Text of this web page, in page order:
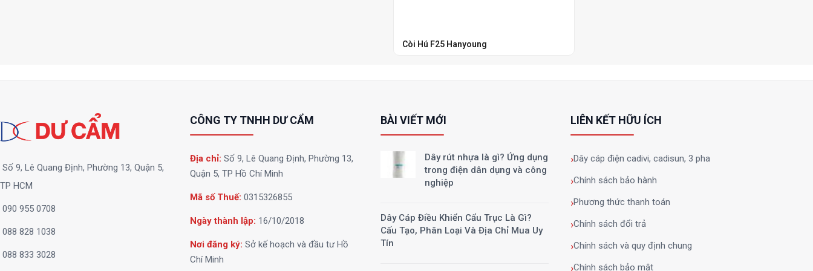
Còi Hú F25 Hanyoung
Số 9, Lê Quang Định, Phường 13, Quận 5,
TP HCM
090 955 0708
088 828 1038
088 833 3028
CÔNG TY TNHH DƯ CẨM
Địa chỉ:Số 9, Lê Quang Định, Phường 13,
Quận 5, TP Hồ Chí Minh
Mã số Thuế: 0315326855
Ngày thành lập: 16/10/2018
Nơi đăng ký: Sở kế hoạch và đầu tư Hồ
Chí Minh
BÀI VIẾT MỚI
Dây rút nhựa là gì? Ứng dụng
trong điện dân dụng và công
nghiệp
Dây Cáp Điều Khiển Cẩu Trục Là Gì?
Cấu Tạo, Phân Loại Và Địa Chỉ Mua Uy
Tín
LIÊN KẾT HỮU ÍCH
Dây cáp điện cadivi, cadisun, 3 pha
Chính sách bảo hành
Phương thức thanh toán
Chính sách đổi trả
Chính sách và quy định chung
Chính sách bảo mật